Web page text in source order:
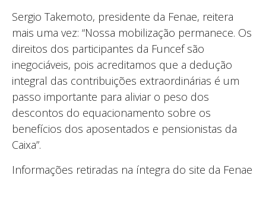
Sergio Takemoto, presidente da Fenae, reitera
mais uma vez: “Nossa mobilização permanece. Os
direitos dos participantes da Funcef são
inegociáveis, pois acreditamos que a dedução
integral das contribuições extraordinárias é um
passo importante para aliviar o peso dos
descontos do equacionamento sobre os
benefícios dos aposentados e pensionistas da
Caixa”.
Informações retiradas na íntegra do site da Fenae